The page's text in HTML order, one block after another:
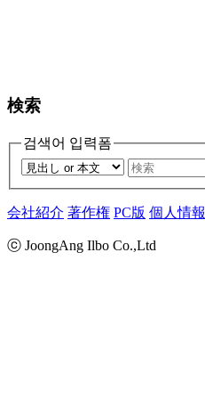
検索
검색어 입력폼
会社紹介 著作権 PC版 個人情報
ⓒ JoongAng Ilbo Co.,Ltd